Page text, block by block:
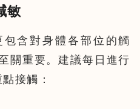
敏
含對身體各部位的觸
關重要。建議每日進行
接觸：